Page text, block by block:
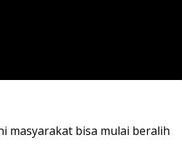
masyarakat bisa mulai beralih